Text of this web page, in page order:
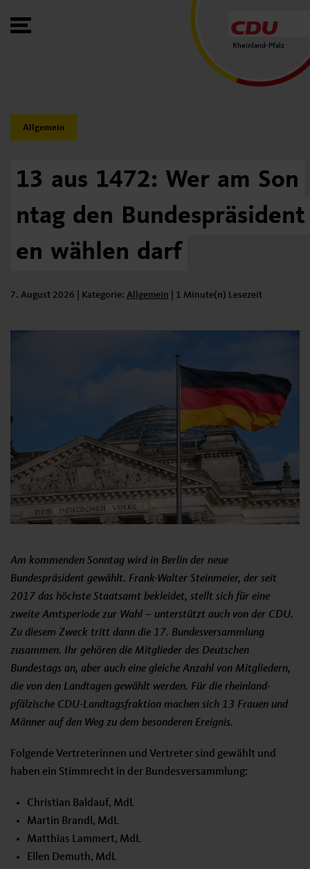
Toggle Menu
Rheinland-Pfalz
Category:
Allgemein
13 aus 1472: Wer am Son
ntag den Bundespräsident
en wählen darf
7. August 2026 | Kategorie: Kategorie:
Allgemein 1 Minute(n) Lesezeit
Am kommenden Sonntag wird in Berlin der neue
Bundespräsident gewählt. Frank-Walter Steinmeier, der seit
2017 das höchste Staatsamt bekleidet, stellt sich für eine
zweite Amtsperiode zur Wahl – unterstützt auch von der CDU.
Zu diesem Zweck tritt dann die 17. Bundesversammlung
zusammen. Ihr gehören die Mitglieder des Deutschen
Bundestags an, aber auch eine gleiche Anzahl von Mitgliedern,
die von den Landtagen gewählt werden. Für die rheinland-
pfälzische CDU-Landtagsfraktion machen sich 13 Frauen und
Männer auf den Weg zu dem besonderen Ereignis.
Folgende Vertreterinnen und Vertreter sind gewählt und
haben ein Stimmrecht in der Bundesversammlung:
Christian Baldauf, MdL
Martin Brandl, MdL
Matthias Lammert, MdL
Ellen Demuth, MdL